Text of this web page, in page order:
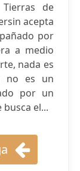
de
acepta
por
a medio
nada es
no es un
por un
el...